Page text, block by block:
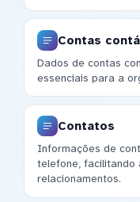
Contas
Dados de contas
essenciais para a
Contatos
Informações de
telefone, facilitando
relacionamentos.